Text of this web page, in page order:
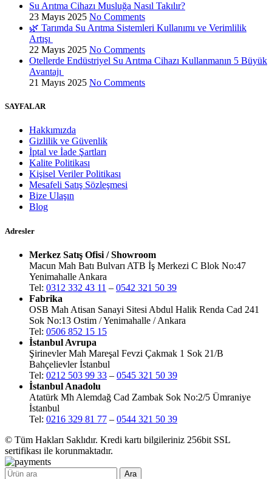
Su Arıtma Cihazı Musluğa Nasıl Takılır?
23 Mayıs 2025 No Comments
🌿 Tarımda Su Arıtma Sistemleri Kullanımı ve Verimlilik
Artışı
22 Mayıs 2025 No Comments
Otellerde Endüstriyel Su Arıtma Cihazı Kullanmanın 5 Büyük
Avantajı
21 Mayıs 2025 No Comments
SAYFALAR
Hakkımızda
Gizlilik ve Güvenlik
İptal ve İade Şartları
Kalite Politikası
Kişisel Veriler Politikası
Mesafeli Satış Sözleşmesi
Bize Ulaşın
Blog
Adresler
Merkez Satış Ofisi / Showroom
Macun Mah Batı Bulvarı ATB İş Merkezi C Blok No:47
Yenimahalle Ankara
Tel: 0312 332 43 11 – 0542 321 50 39
Fabrika
OSB Mah Atisan Sanayi Sitesi Abdul Halik Renda Cad 241
Sok No:13 Ostim / Yenimahalle / Ankara
Tel: 0506 852 15 15
İstanbul Avrupa
Şirinevler Mah Mareşal Fevzi Çakmak 1 Sok 21/B
Bahçelievler İstanbul
Tel: 0212 503 99 33 – 0545 321 50 39
İstanbul Anadolu
Atatürk Mh Alemdağ Cad Zambak Sok No:2/5 Ümraniye
İstanbul
Tel: 0216 329 81 77 – 0544 321 50 39
© Tüm Hakları Saklıdır. Kredi kartı bilgileriniz 256bit SSL
sertifikası ile korunmaktadır.
Ara